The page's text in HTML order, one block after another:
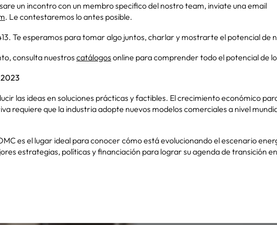
un incontro con un membro specifico del nostro team, inviate una email
. Le contestaremos lo antes posible.
Te esperamos para tomar algo juntos, charlar y mostrarte el potencial de
consulta nuestroscatálogos online para comprender todo el potencial de
las ideas en soluciones prácticas y factibles. El crecimiento económico
requiere que la industria adopte nuevos modelos comerciales a nivel
es el lugar ideal para conocer cómo está evolucionando el escenario
estrategias, políticas y financiación para lograr su agenda de transición